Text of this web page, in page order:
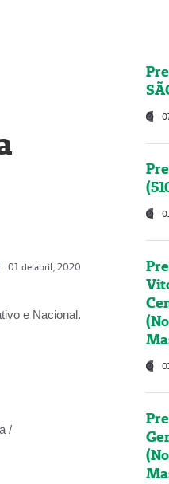
01 de abril, 2020
e Nacional.
/